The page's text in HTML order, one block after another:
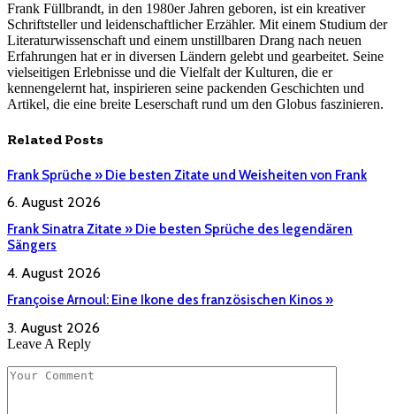
Frank Füllbrandt, in den 1980er Jahren geboren, ist ein kreativer
Schriftsteller und leidenschaftlicher Erzähler. Mit einem Studium der
Literaturwissenschaft und einem unstillbaren Drang nach neuen
Erfahrungen hat er in diversen Ländern gelebt und gearbeitet. Seine
vielseitigen Erlebnisse und die Vielfalt der Kulturen, die er
kennengelernt hat, inspirieren seine packenden Geschichten und
Artikel, die eine breite Leserschaft rund um den Globus faszinieren.
Related Posts
Frank Sprüche » Die besten Zitate und Weisheiten von Frank
6. August 2026
Frank Sinatra Zitate » Die besten Sprüche des legendären
Sängers
4. August 2026
Françoise Arnoul: Eine Ikone des französischen Kinos »
3. August 2026
Leave A Reply